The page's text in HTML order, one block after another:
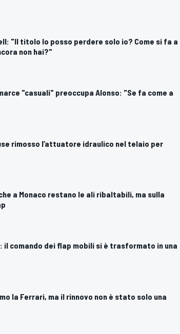
"Il titolo lo posso perdere solo io? Come si fa a
non hai?"
"casuali" preoccupa Alonso: "Se fa come a
rimosso l’attuatore idraulico nel telaio per
a Monaco restano le ali ribaltabili, ma sulla
il comando dei flap mobili si è trasformato in una
la Ferrari, ma il rinnovo non è stato solo una